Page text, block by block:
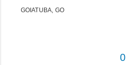
GOIATUBA, GO
0